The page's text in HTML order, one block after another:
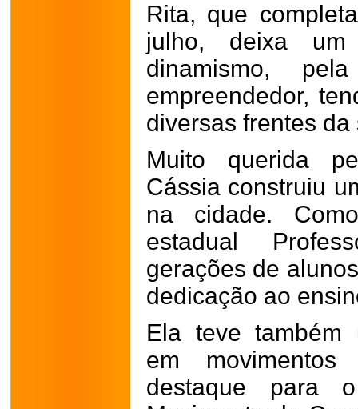
Rita, que
julho, deixa um
dinamismo,
empreendedor,
diversas frentes
Muito querida
Cássia construiu
na cidade.
estadual
gerações de
dedicação ao
Ela teve também
em
destaque para